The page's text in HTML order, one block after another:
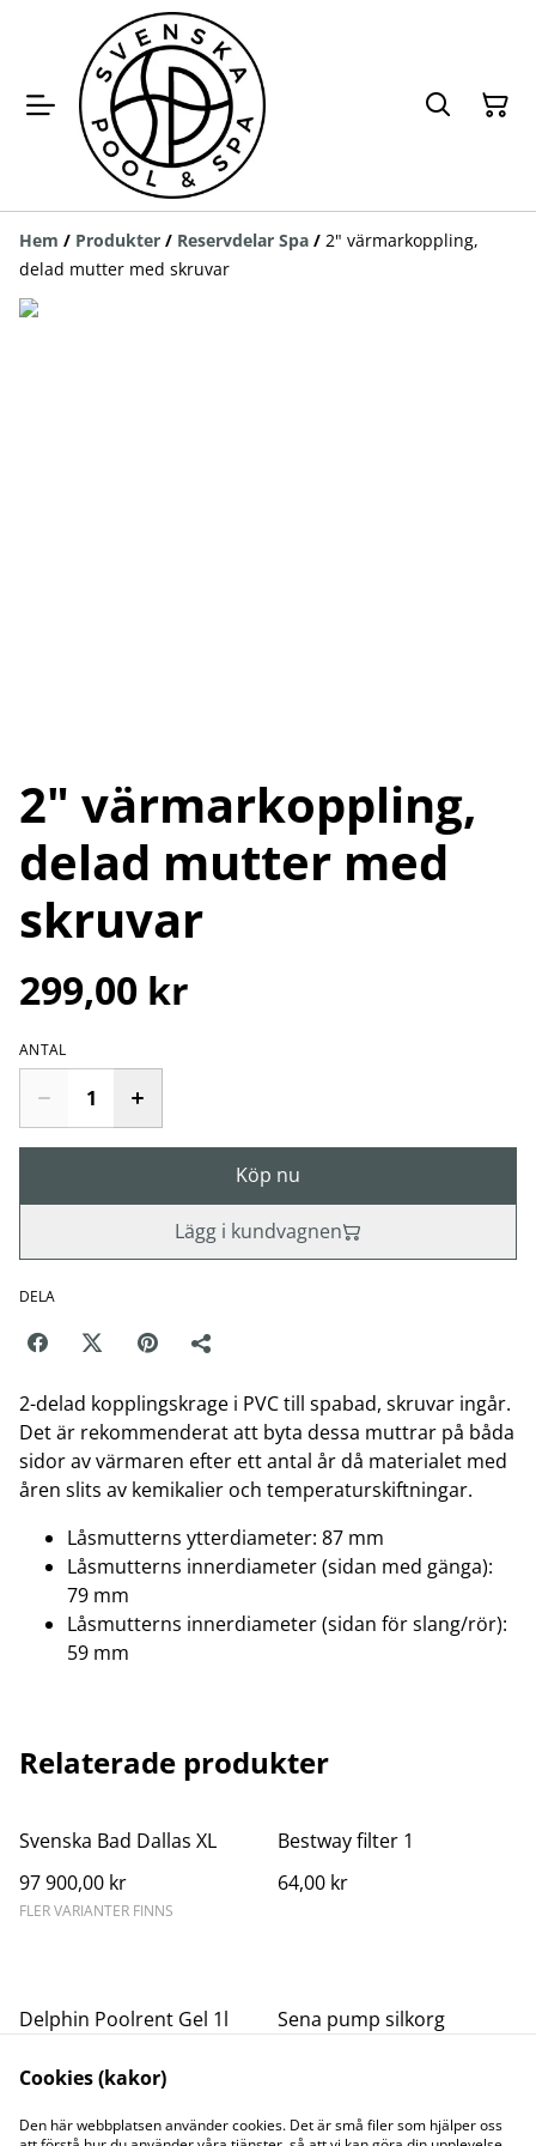
Hem / Produkter / Reservdelar Spa / 2" värmarkoppling,
delad mutter med skruvar
2" värmarkoppling,
delad mutter med
skruvar
299,00 kr
ANTAL
Köp nu
Lägg i kundvagnen
DELA
2-delad kopplingskrage i PVC till spabad, skruvar ingår.
Det är rekommenderat att byta dessa muttrar på båda
sidor av värmaren efter ett antal år då materialet med
åren slits av kemikalier och temperaturskiftningar.
Låsmutterns ytterdiameter: 87 mm
Låsmutterns innerdiameter (sidan med gänga):
79 mm
Låsmutterns innerdiameter (sidan för slang/rör):
59 mm
Relaterade produkter
Svenska Bad Dallas XL
97 900,00 kr
FLER VARIANTER FINNS
Bestway filter 1
64,00 kr
Delphin Poolrent Gel 1l
(sur)
189,00 kr
Sena pump silkorg
Cookies (kakor)
Den här webbplatsen använder cookies. Det är små filer som hjälper oss